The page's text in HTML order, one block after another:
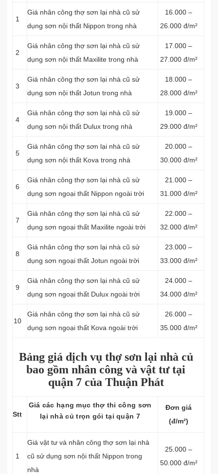
1
Giá nhân công thợ sơn lại nhà cũ sử
dụng sơn nội thất Nippon trong nhà
16.000 –
26.000 đ/m²
2
Giá nhân công thợ sơn lại nhà cũ sử
dụng sơn nội thất Maxilite trong nhà
17.000 –
27.000 đ/m²
3
Giá nhân công thợ sơn lại nhà cũ sử
dụng sơn nội thất Jotun trong nhà
18.000 –
28.000 đ/m²
4
Giá nhân công thợ sơn lại nhà cũ sử
dụng sơn nội thất Dulux trong nhà
19.000 –
29.000 đ/m²
5
Giá nhân công thợ sơn lại nhà cũ sử
dụng sơn nội thất Kova trong nhà
20.000 –
30.000 đ/m²
6
Giá nhân công thợ sơn lại nhà cũ sử
dụng sơn ngoại thất Nippon ngoài trời
21.000 –
31.000 đ/m²
7
Giá nhân công thợ sơn lại nhà cũ sử
dụng sơn ngoại thất Maxilite ngoài trời
22.000 –
32.000 đ/m²
8
Giá nhân công thợ sơn lại nhà cũ sử
dụng sơn ngoại thất Jotun ngoài trời
23.000 –
33.000 đ/m²
9
Giá nhân công thợ sơn lại nhà cũ sử
dụng sơn ngoại thất Dulux ngoài trời
24.000 –
34.000 đ/m²
10
Giá nhân công thợ sơn lại nhà cũ sử
dụng sơn ngoại thất Kova ngoài trời
26.000 –
35.000 đ/m²
Bảng giá dịch vụ thợ sơn lại nhà củ
bao gồm nhân công và vật tư tại
quận 7 của Thuận Phát
Stt
Giá các hạng mục thợ thi công sơn
lại nhà củ trọn gói tại quận 7
Đơn giá
(đ/m²)
1
Giá vật tư và nhân công thợ sơn lại nhà
cũ sử dụng sơn nội thất Nippon trong
nhà
25.000 –
50.000 đ/m²